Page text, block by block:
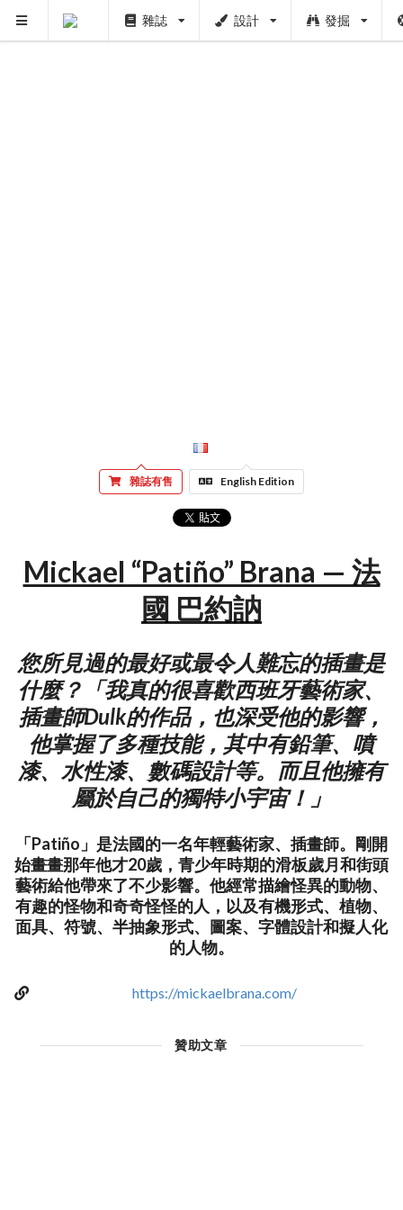
雜誌 設計 發掘
雜誌有售 English Edition
Mickael “Patiño” Brana — 法
國 巴約訥
您所見過的最好或最令人難忘的插畫是
什麼？「我真的很喜歡西班牙藝術家、
插畫師Dulk的作品，也深受他的影響，
他掌握了多種技能，其中有鉛筆、噴
漆、水性漆、數碼設計等。而且他擁有
屬於自己的獨特小宇宙！」
「Patiño」是法國的一名年輕藝術家、插畫師。剛開
始畫畫那年他才20歲，青少年時期的滑板歲月和街頭
藝術給他帶來了不少影響。他經常描繪怪異的動物、
有趣的怪物和奇奇怪怪的人，以及有機形式、植物、
面具、符號、半抽象形式、圖案、字體設計和擬人化
的人物。
https://mickaelbrana.com/
贊助文章